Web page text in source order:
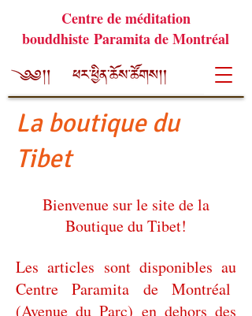
Centre de méditation
bouddhiste Paramita de Montréal
La boutique du
Tibet
Bienvenue sur le site de la
Boutique du Tibet!
Les articles sont disponibles au
Centre Paramita de Montréal
(Avenue du Parc) en dehors des